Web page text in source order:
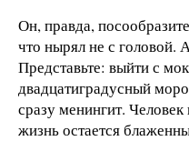
Он, правда,
что нырял не с головой.
Представьте: выйти с
двадцатиградусный
сразу менингит.
жизнь остается